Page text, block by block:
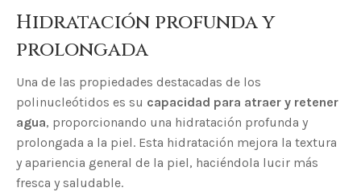
Hidratación profunda y
prolongada
Una de las propiedades destacadas de los
polinucleótidos es su capacidad para atraer y retener
agua, proporcionando una hidratación profunda y
prolongada a la piel. Esta hidratación mejora la textura
y apariencia general de la piel, haciéndola lucir más
fresca y saludable.